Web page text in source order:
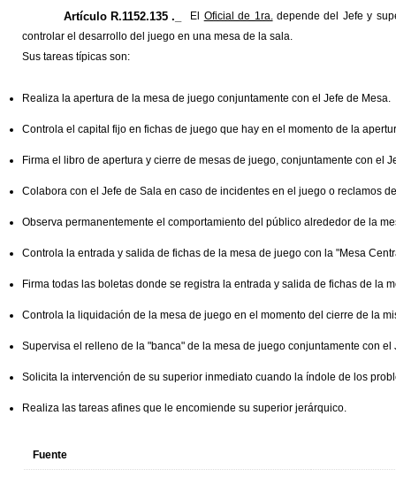
Artículo R.1152.135 ._ El Oficial de 1ra.depende del Jefe y
controlar el desarrollo del juego en una mesa de la sala.
Sus tareas típicas son:
Realiza la apertura de la mesa de juego conjuntamente con el Jefe de Mesa.
Controla el capital fijo en fichas de juego que hay en el momento de la
Firma el libro de apertura y cierre de mesas de juego, conjuntamente con el
Colabora con el Jefe de Sala en caso de incidentes en el juego o reclamos
Observa permanentemente el comportamiento del público alrededor de la
Controla la entrada y salida de fichas de la mesa de juego con la "Mesa
Firma todas las boletas donde se registra la entrada y salida de fichas de la
Controla la liquidación de la mesa de juego en el momento del cierre de la
Supervisa el relleno de la "banca" de la mesa de juego conjuntamente con el
Solicita la intervención de su superior inmediato cuando la índole de los
Realiza las tareas afines que le encomiende su superior jerárquico.
Fuente